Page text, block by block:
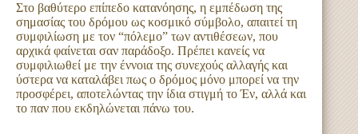
Στο βαθύτερο επίπεδο κατανόησης, η εμπέδωση της
σημασίας του δρόμου ως κοσμικό σύμβολο, απαιτεί τη
συμφιλίωση με τον “πόλεμο” των αντιθέσεων, που
αρχικά φαίνεται σαν παράδοξο. Πρέπει κανείς να
συμφιλιωθεί με την έννοια της συνεχούς αλλαγής και
ύστερα να καταλάβει πως ο δρόμος μόνο μπορεί να την
προσφέρει, αποτελώντας την ίδια στιγμή το Έν, αλλά και
το παν που εκδηλώνεται πάνω του.